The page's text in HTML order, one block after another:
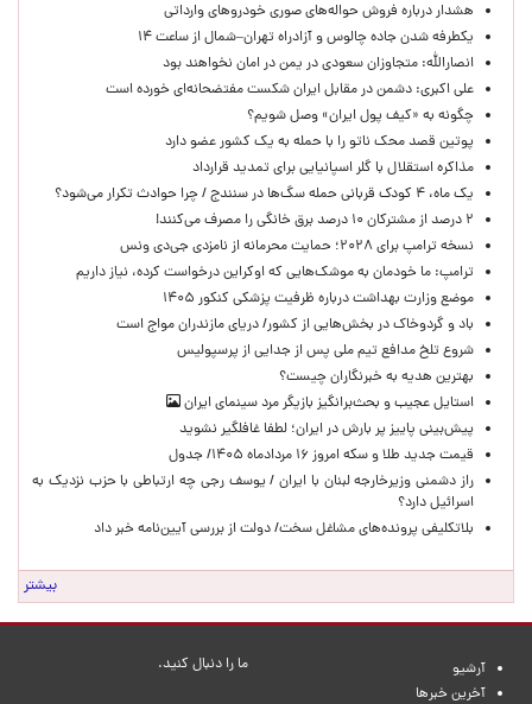
هشدار درباره فروش حواله‌های صوری خودروهای وارداتی
یکطرفه شدن جاده چالوس و آزادراه تهران–شمال از ساعت ۱۴
انصارالله: متجاوزان سعودی در یمن در امان نخواهند بود
علی اکبری: دشمن در مقابل ایران شکست مفتضحانه‌ای خورده است
چگونه به «کیف پول ایران» وصل شویم؟
پوتین قصد محک ناتو را با حمله به یک کشور عضو دارد
مذاکره استقلال با گلر اسپانیایی برای تمدید قرارداد
یک ماه، ۴ کودک قربانی حمله سگ‌ها در سنندج / چرا حوادث تکرار می‌شود؟
۲ درصد از مشترکان ۱۰ درصد برق خانگی را مصرف می‌کنند!
نسخه ترامپ برای ۲۰۲۸؛ حمایت محرمانه از نامزدی جی‌دی ونس
ترامپ: ما خودمان به موشک‌هایی که اوکراین درخواست کرده، نیاز داریم
موضع وزارت بهداشت درباره ظرفیت پزشکی کنکور ۱۴۰۵
باد و گردوخاک در بخش‌هایی از کشور/ دریای مازندران مواج است
شروع تلخ مدافع تیم ملی پس از جدایی از پرسپولیس
بهترین هدیه به خبرنگاران چیست؟
استایل عجیب و بحث‌برانگیز بازیگر مرد سینمای ایران
پیش‌بینی پاییز پر بارش در ایران؛ لطفا غافلگیر نشوید
قیمت جدید طلا و سکه امروز ۱۶ مردادماه ۱۴۰۵/ جدول
راز دشمنی وزیرخارجه لبنان با ایران / یوسف رجی چه ارتباطی با حزب نزدیک به
اسرائیل دارد؟
بلاتکلیفی پرونده‌های مشاغل سخت/ دولت از بررسی آیین‌نامه خبر داد
بیشتر
آرشیو
آخرین خبرها
ما را دنبال کنید.